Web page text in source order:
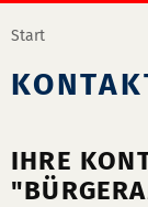
Start
IHRE